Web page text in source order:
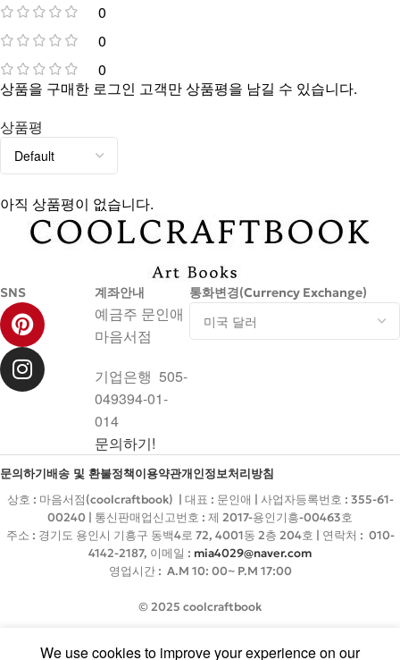
0
0
0
상품평
아직 상품평이 없습니다.
상품을 구매한 로그인 고객만 상품평을 남길 수 있습니다.
SNS 계좌안내
예금주 문인애
마음서점
기업은행 505-
049394-01-
014
문의하기!
통화변경(Currency Exchange)
문의하기배송 및 환불정책이용약관개인정보처리방침
상호 : 마음서점(coolcraftbook) | 대표 : 문인애 | 사업자등록번호 : 355-61-
00240 | 통신판매업신고번호 : 제 2017-용인기흥-00463호
주소 : 경기도 용인시 기흥구 동백4로 72, 4001동 2층 204호 | 연락처 : 010-
4142-2187, 이메일 : mia4029@naver.com
영업시간 : A.M 10: 00~ P.M 17:00
© 2025 coolcraftbook
We use cookies to improve your experience on our